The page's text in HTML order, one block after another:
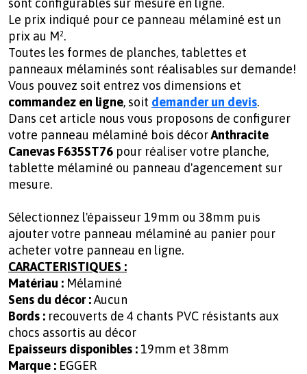
sont configurables sur mesure en ligne.
Le prix indiqué pour ce panneau mélaminé est un
prix au M².
Toutes les formes de planches, tablettes et
panneaux mélaminés sont réalisables sur demande!
Vous pouvez soit entrez vos dimensions et
commandez en ligne, soit demander un devis.
Dans cet article nous vous proposons de configurer
votre panneau mélaminé bois décorAnthracite
Canevas F635ST76 pour réaliser votre planche,
tablette mélaminé ou panneau d'agencement sur
mesure.
Sélectionnez l'épaisseur 19mm ou 38mm puis
ajouter votre panneau mélaminé au panier pour
acheter votre panneau en ligne.
CARACTERISTIQUES :
Matériau : Mélaminé
Sens du décor :Aucun
Bords : recouverts de 4 chants PVC résistants aux
chocs assortis au décor
Epaisseurs disponibles : 19mm et 38mm
Marque : EGGER